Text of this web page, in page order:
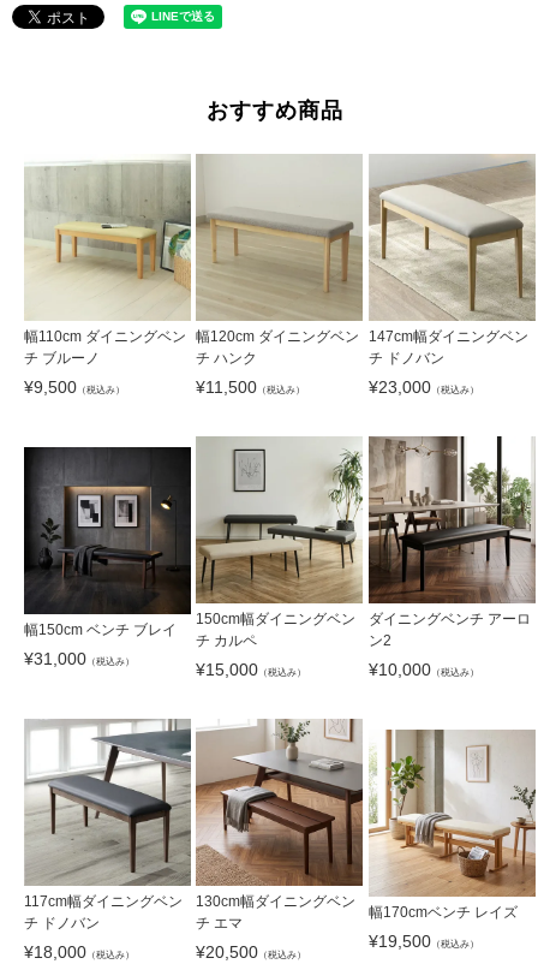
おすすめ商品
幅110cm ダイニングベン
チ ブルーノ
¥9,500 （税込み）
幅120cm ダイニングベン
チ ハンク
¥11,500 （税込み）
147cm幅ダイニングベン
チ ドノバン
¥23,000（税込み）
幅150cm ベンチ ブレイ
¥31,000 （税込み）
150cm幅ダイニングベン
チ カルペ
¥15,000 （税込み）
ダイニングベンチ アーロ
ン2
¥10,000（税込み）
117cm幅ダイニングベン
チ ドノバン
¥18,000 （税込み）
130cm幅ダイニングベン
チ エマ
¥20,500 （税込み）
幅170cmベンチ レイズ
¥19,500（税込み）